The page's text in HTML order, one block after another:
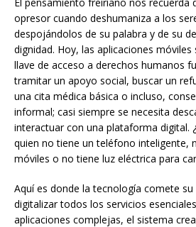
opresor cuando deshumaniza a los
despojándolos de su palabra y de su
dignidad. Hoy, las aplicaciones
llave de acceso a derechos humanos
tramitar un apoyo social, buscar un
una cita médica básica o incluso,
informal; casi siempre se necesita
interactuar con una plataforma digital.
quien no tiene un teléfono inteligente,
móviles o no tiene luz eléctrica para
Aquí es donde la tecnología comete
digitalizar todos los servicios
aplicaciones complejas, el sistema